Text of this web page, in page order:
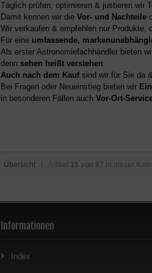
Täglich prüfen, optimieren & justieren wir
Damit kennen wir die Vor- und Nachteile
Wir verkaufen & empfehlen nur Produkte,
Für eine umfassende,
Als erster Astronomiefachhändler bieten
denn sehen heißt verstehen
Auch nach dem Kaufsind wir für Sie da
Bei Fragen oder Neueinstieg bieten wir
in besonderen Fällen auch Vor-Ort-
Übersicht | Artikel 15 von 87 in dieser
Informationen
Index